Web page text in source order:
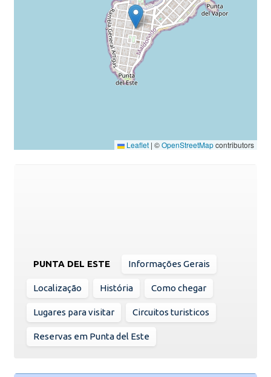
Leaflet | ©OpenStreetMapcontributors
PUNTA DEL ESTE Informações Gerais
Localização História Como chegar
Lugares para visitar Circuitos turisticos
Reservas em Punta del Este